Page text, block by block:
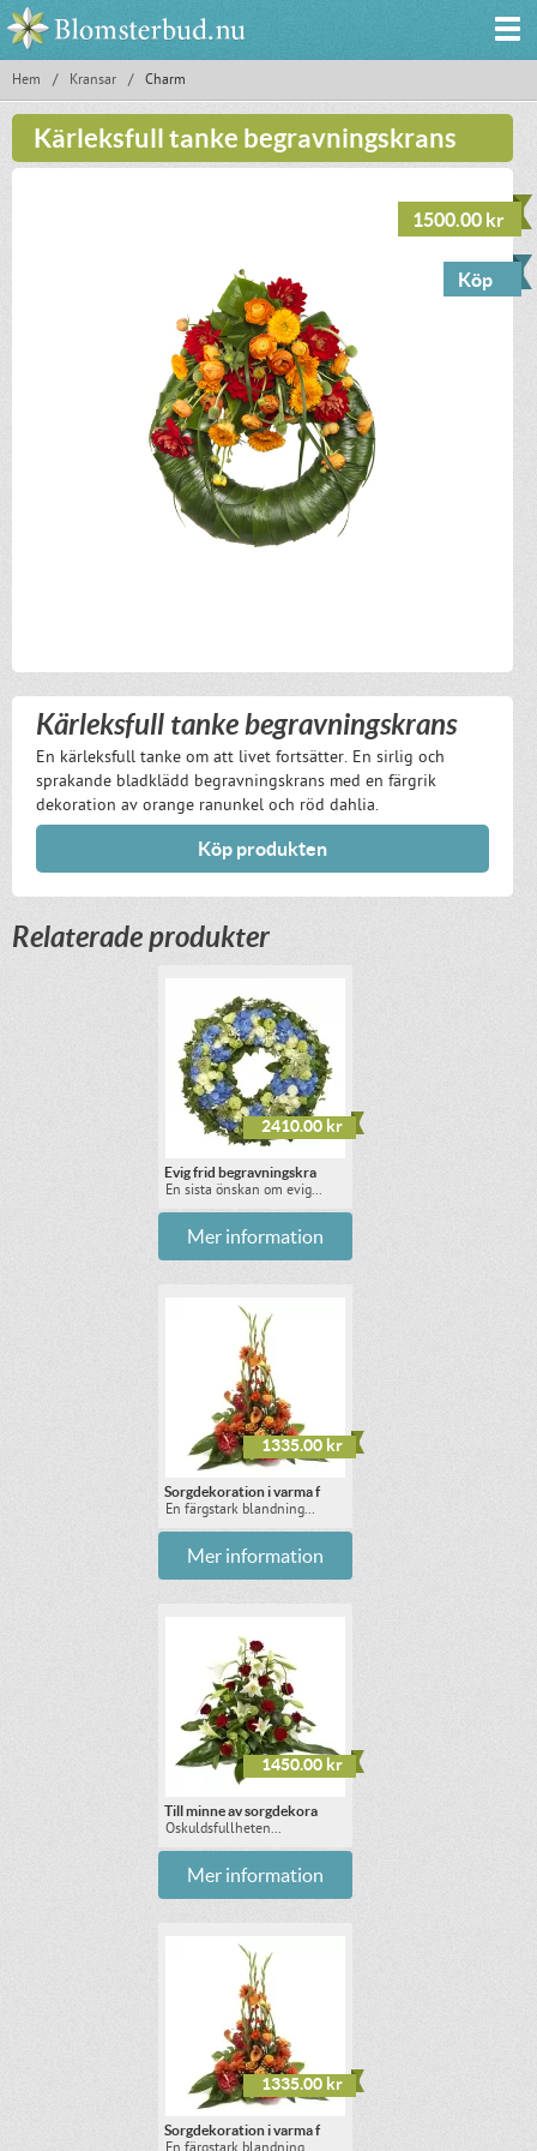
Hem / Kransar / Charm
Kärleksfull tanke begravningskrans
1500.00 kr
Köp
Kärleksfull tanke begravningskrans
En kärleksfull tanke om att livet fortsätter. En sirlig och
sprakande bladklädd begravningskrans med en färgrik
dekoration av orange ranunkel och röd dahlia.
Köp produkten
Relaterade produkter
Evig frid begravningskra
En sista önskan om evig...
2410.00 kr
Mer information
Sorgdekoration i varma f
En färgstark blandning...
1335.00 kr
Mer information
Till minne av sorgdekora
Oskuldsfullheten...
1450.00 kr
Mer information
Sorgdekoration i varma f
1335.00 kr